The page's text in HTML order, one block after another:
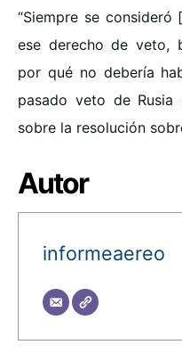
“Siempre se
ese derecho de veto,
por qué no debería
pasado veto de Rusia
sobre la resolución
Autor
informeaereo